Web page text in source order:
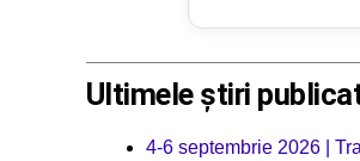
Ultimele știri
4-6 septembrie 2026 |